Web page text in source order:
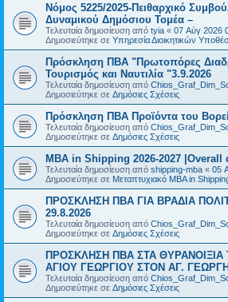
Νόμος 5225/2025-Πειθαρχικό
Δυναμικού Δημόσιου Τομέα –
Τελευταία δημοσίευση από tyia « 07 Αύγ 2026
Δημοσιεύτηκε σε Υπηρεσία Διοικητικών
Πρόσκληση ΠΒΑ "Πρωτοπόρες
Τουρισμός και Ναυτιλία "3.9.2026
Τελευταία δημοσίευση από
Δημοσιεύτηκε σε Δημόσιες Σχέσεις
Πρόσκληση ΠΒΑ Προϊόντα του
Τελευταία δημοσίευση από
Δημοσιεύτηκε σε Δημόσιες Σχέσεις
MBA in Shipping 2026-2027 |Overall
Τελευταία δημοσίευση από shipping-mba « 05
Δημοσιεύτηκε σε Μεταπτυχιακό MBA in
ΠΡΟΣΚΛΗΣΗ ΠΒΑ ΓΙΑ ΒΡΑΔΙΑ
29.8.2026
Τελευταία δημοσίευση από
Δημοσιεύτηκε σε Δημόσιες Σχέσεις
ΠΡΟΣΚΛΗΣΗ ΠΒΑ ΣΤΑ
ΑΓΙΟΥ ΓΕΩΡΓΙΟΥ ΣΤΟΝ ΑΓ.
Τελευταία δημοσίευση από
Δημοσιεύτηκε σε Δημόσιες Σχέσεις